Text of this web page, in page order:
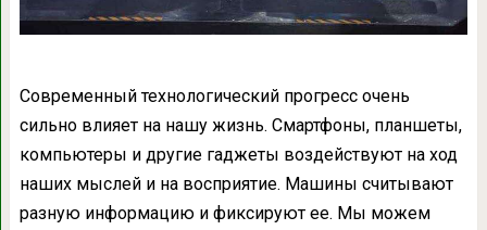
Современный технологический прогресс очень
сильно влияет на нашу жизнь. Смартфоны, планшеты,
компьютеры и другие гаджеты воздействуют на ход
наших мыслей и на восприятие. Машины считывают
разную информацию и фиксируют ее. Мы можем